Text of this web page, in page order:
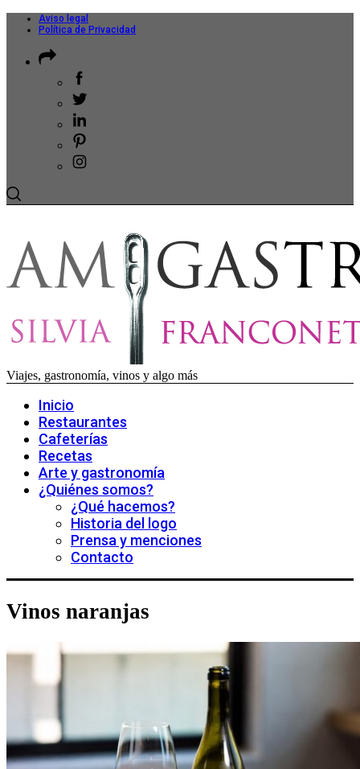
Aviso legal
Política de Privacidad
Viajes, gastronomía, vinos y algo más
Inicio
Restaurantes
Cafeterías
Recetas
Arte y gastronomía
¿Quiénes somos?
¿Qué hacemos?
Historia del logo
Prensa y menciones
Contacto
Vinos naranjas